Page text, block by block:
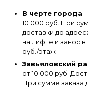
В черте города -
10 000 руб. При
доставки до
на лифте и занос
руб./этаж
Завьяловский
от 10 000 руб.
При сумме заказа